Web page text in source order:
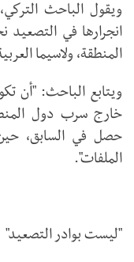
ويقول الباحث
انجرارها في التصعيد
المنطقة، ولاسيما
ويتابع الباحث: "أن
خارج سرب دول
حصل في السابق،
الملفات".
"ليست بوادر التصعيد"